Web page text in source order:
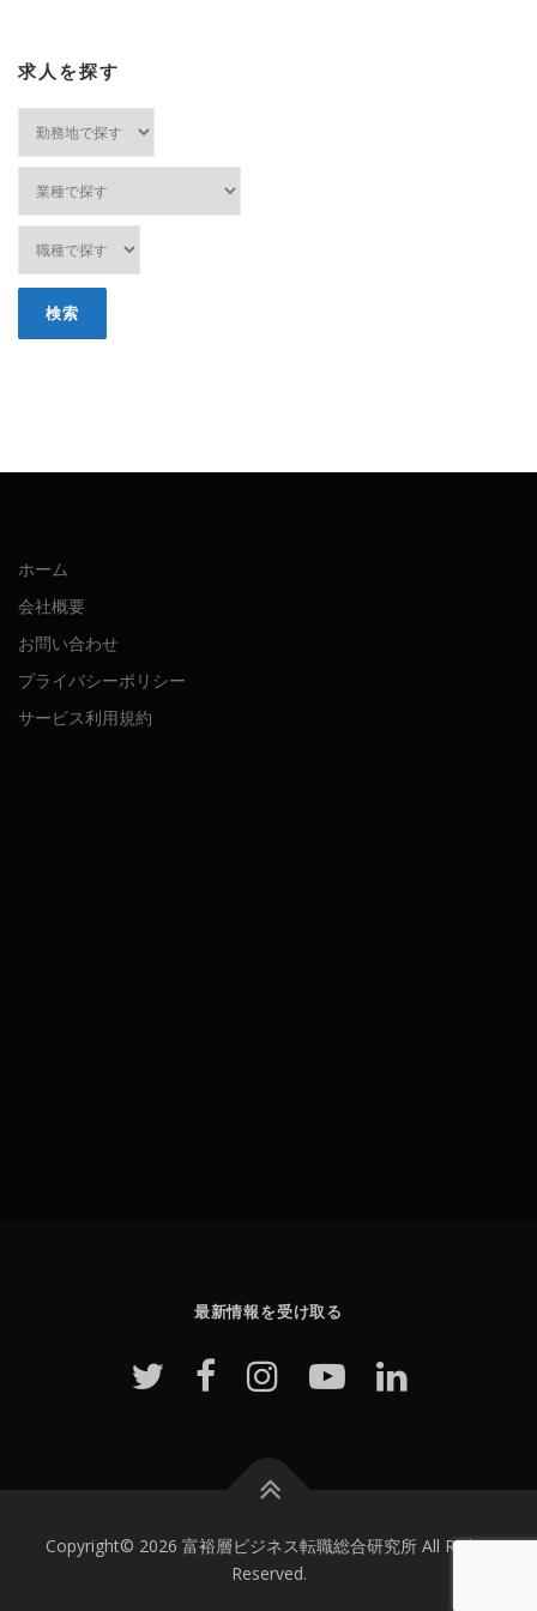
求人を探す
ホーム
会社概要
お問い合わせ
プライバシーポリシー
サービス利用規約
最新情報を受け取る
Copyright© 2026 富裕層ビジネス転職総合研究所 All Rights
Reserved.